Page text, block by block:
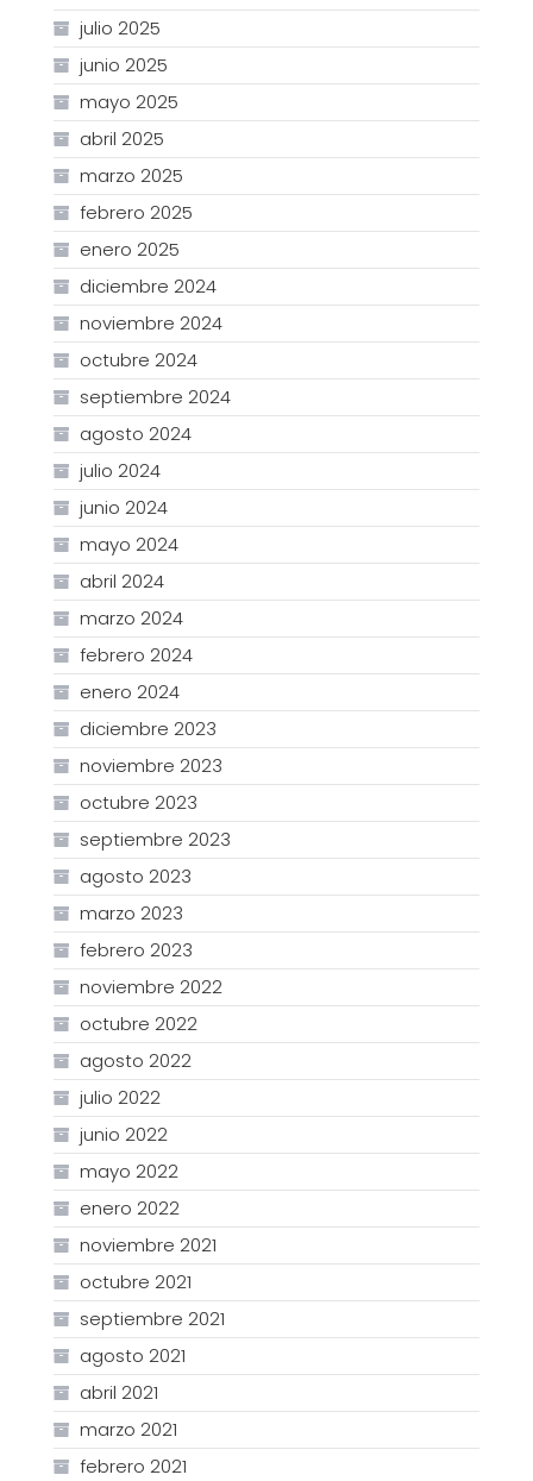
julio 2025
junio 2025
mayo 2025
abril 2025
marzo 2025
febrero 2025
enero 2025
diciembre 2024
noviembre 2024
octubre 2024
septiembre 2024
agosto 2024
julio 2024
junio 2024
mayo 2024
abril 2024
marzo 2024
febrero 2024
enero 2024
diciembre 2023
noviembre 2023
octubre 2023
septiembre 2023
agosto 2023
marzo 2023
febrero 2023
noviembre 2022
octubre 2022
agosto 2022
julio 2022
junio 2022
mayo 2022
enero 2022
noviembre 2021
octubre 2021
septiembre 2021
agosto 2021
abril 2021
marzo 2021
febrero 2021